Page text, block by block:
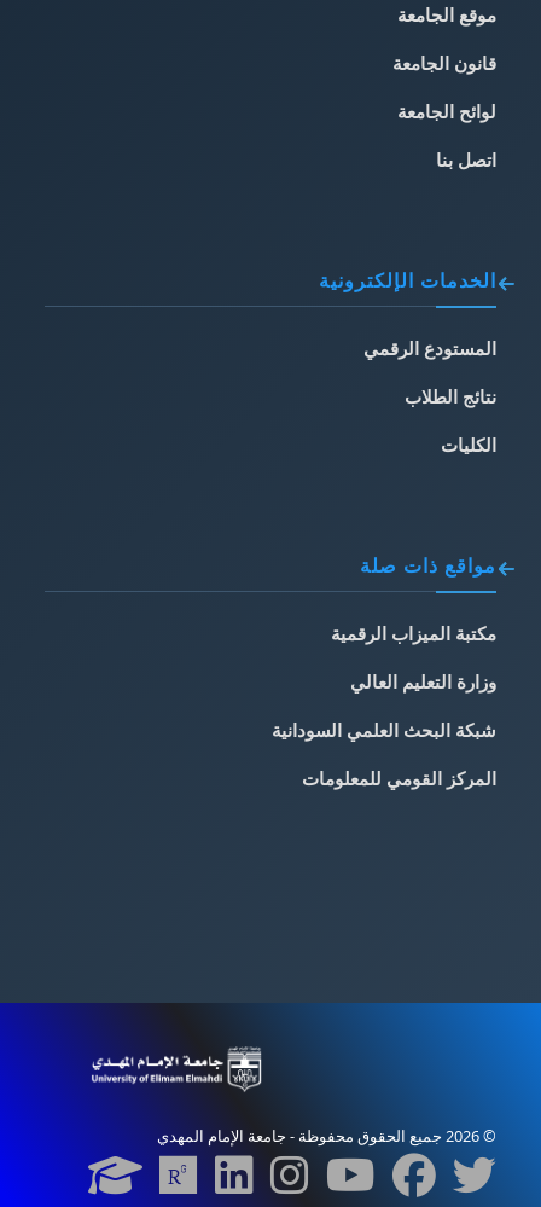
موقع الجامعة
قانون الجامعة
لوائح الجامعة
اتصل بنا
الخدمات الإلكترونية
المستودع الرقمي
نتائج الطلاب
الكليات
مواقع ذات صلة
مكتبة الميزاب الرقمية
وزارة التعليم العالي
شبكة البحث العلمي السودانية
المركز القومي للمعلومات
© 2026 جميع الحقوق محفوظة - جامعة الإمام المهدي